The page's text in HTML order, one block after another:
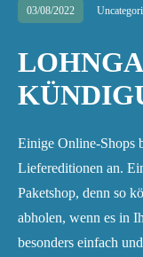
03/08/2022
Einige Online-Shops
Liefereditionen an.
Paketshop, denn so
abholen, wenn es in
besonders einfach